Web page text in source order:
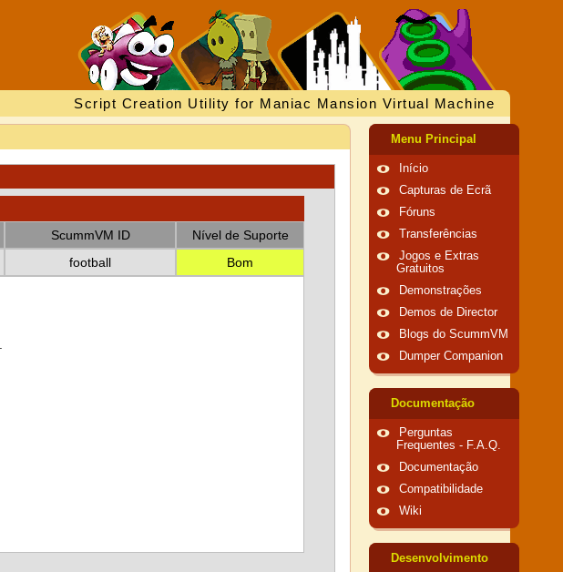
Script Creation Utility for Maniac Mansion Virtual Machine
ScummVM ID
Nível de Suporte
football Bom
Menu Principal
Início
Capturas de Ecrã
Fóruns
Transferências
Jogos e Extras
Gratuitos
Demonstrações
Demos de Director
Blogs do ScummVM
Dumper Companion
Documentação
Perguntas
Frequentes - F.A.Q.
Documentação
Compatibilidade
Wiki
Desenvolvimento